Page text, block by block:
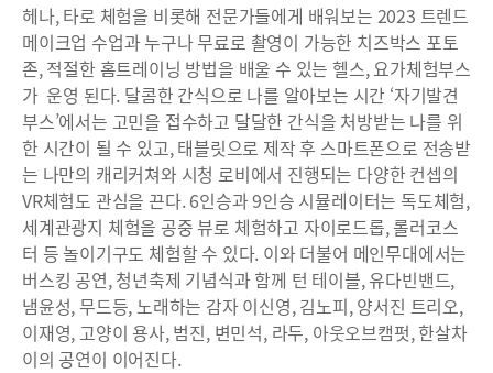
헤나, 타로 체험을 비롯해 전문가들에게 배워보는 2023 트렌드
메이크업 수업과 누구나 무료로 촬영이 가능한 치즈박스 포토
존, 적절한 홈트레이닝 방법을 배울 수 있는 헬스, 요가체험부스
가 운영 된다. 달콤한 간식으로 나를 알아보는 시간 ‘자기발견
부스’에서는 고민을 접수하고 달달한 간식을 처방받는 나를 위
한 시간이 될 수 있고, 태블릿으로 제작 후 스마트폰으로 전송받
는 나만의 캐리커쳐와 시청 로비에서 진행되는 다양한 컨셉의
VR체험도 관심을 끈다. 6인승과 9인승 시뮬레이터는 독도체험,
세계관광지 체험을 공중 뷰로 체험하고 자이로드롭, 롤러코스
터 등 놀이기구도 체험할 수 있다. 이와 더불어 메인무대에서는
버스킹 공연, 청년축제 기념식과 함께 턴 테이블, 유다빈밴드,
냄윤성, 무드등, 노래하는 감자 이신영, 김노피, 양서진 트리오,
이재영, 고양이 용사, 범진, 변민석, 라두, 아웃오브캠펏, 한살차
이의 공연이 이어진다.